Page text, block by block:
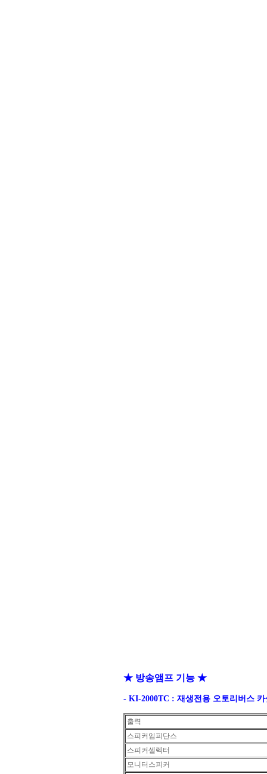
★ 방송앰프 기능 ★
- KI-2000TC : 재생전용 오토리버스
출력
스피커임피단스
스피커셀렉터
모니터스피커